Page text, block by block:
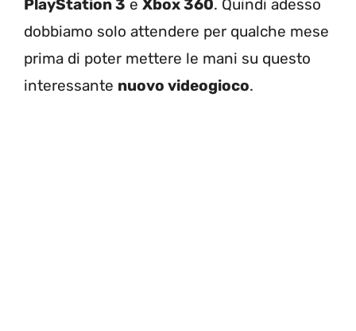
PlayStation 3 e Xbox 360. Quindi adesso
dobbiamo solo attendere per qualche mese
prima di poter mettere le mani su questo
interessante nuovo videogioco.